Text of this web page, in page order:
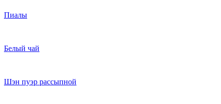
Пиалы
Белый чай
Шэн пуэр рассыпной